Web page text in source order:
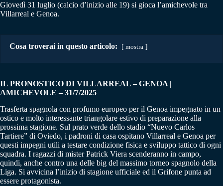
Giovedì 31 luglio (calcio d’inizio alle 19) si gioca l’amichevole tra
Villarreal e Genoa.
Cosa troverai in questo articolo: mostra
IL PRONOSTICO DI VILLARREAL – GENOA |
AMICHEVOLE – 31/7/2025
Trasferta spagnola con profumo europeo per il Genoa impegnato in un
ostico e molto interessante triangolare estivo di preparazione alla
prossima stagione. Sul prato verde dello stadio “Nuevo Carlos
Tartiere” di Oviedo, i padroni di casa ospitano Villarreal e Genoa per
questi impegni utili a testare condizione fisica e sviluppo tattico di ogni
squadra. I ragazzi di mister Patrick Viera scenderanno in campo,
quindi, anche contro una delle big del massimo torneo spagnolo della
Liga. Si avvicina l’inizio di stagione ufficiale ed il Grifone punta ad
essere protagonista.